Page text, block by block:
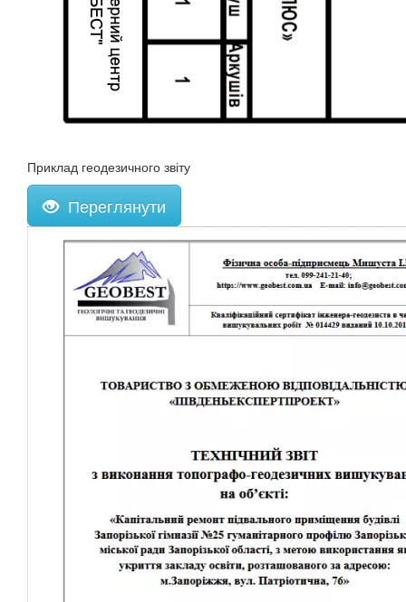
Приклад геодезичного звіту
Переглянути